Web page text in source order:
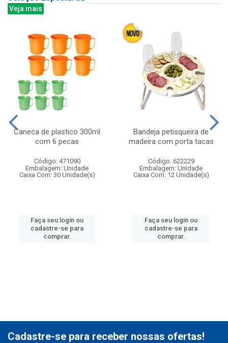
Veja mais
Caneca de plastico 300ml
com 6 pecas
Código: 471090
Embalagem: Unidade
Caixa Com: 30 Unidade(s)
Faça seu login ou
cadastre-se para
comprar.
Bandeja petisqueira de
madeira com porta tacas
Código: 622229
Embalagem: Unidade
Caixa Com: 12 Unidade(s)
Faça seu login ou
cadastre-se para
comprar.
Cadastre-se para receber nossas ofertas!